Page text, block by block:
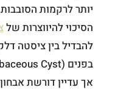
יותר לרקמות
הסיכוי להיווצרות של
להבדיל בין ציסטה
אך עדיין דורשת